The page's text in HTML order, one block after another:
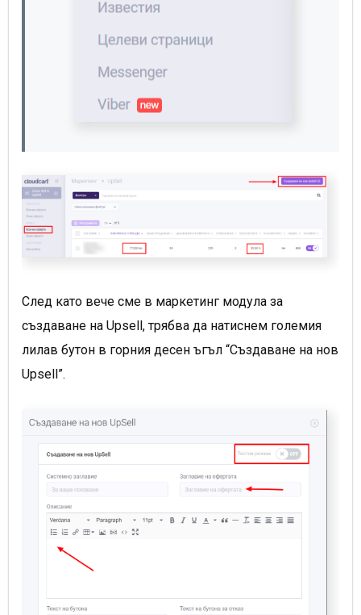
След като вече сме в маркетинг модула за
създаване на Upsell, трябва да натиснем големия
лилав бутон в горния десен ъгъл “Създаване на нов
Upsell”.